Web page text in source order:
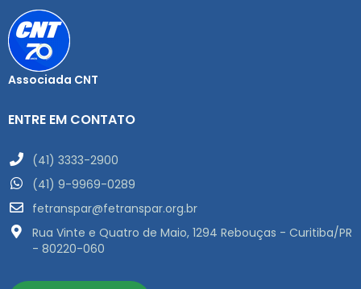
Associada CNT
ENTRE EM CONTATO
(41) 3333-2900
(41) 9-9969-0289
fetranspar@fetranspar.org.br
Rua Vinte e Quatro de Maio, 1294 Rebouças - Curitiba/PR
- 80220-060